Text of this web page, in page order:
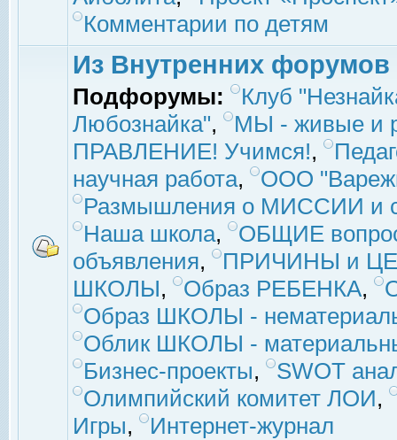
Комментарии по детям
Из Внутренних форумов
Подфорумы:
Клуб
Любознайка",
МЫ - живые и
ПРАВЛЕНИЕ! Учимся!,
научная работа,
ООО
Размышления о МИССИИ и
Наша школа,
ОБЩИЕ
объявления,
ПРИЧИНЫ и
ШКОЛЫ, Образ РЕБЕНКА,
Образ ШКОЛЫ -
Облик ШКОЛЫ -
Бизнес-проекты,
SWOT
Олимпийский комитет ЛОИ,
Игры, Интернет-журнал